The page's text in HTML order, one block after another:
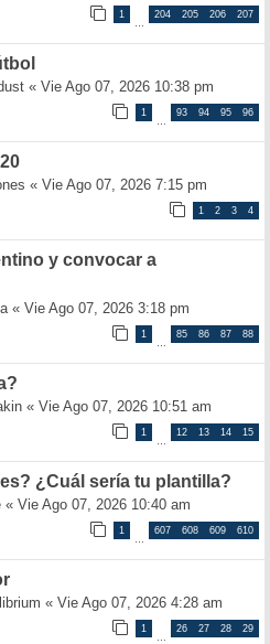
1
…
204 205 206 207
« Vie Ago 07, 2026 10:38 pm
1
…
93 94 95 96
« Vie Ago 07, 2026 7:15 pm
1 2 3 4
y convocar a
« Vie Ago 07, 2026 3:18 pm
1
…
85 86 87 88
« Vie Ago 07, 2026 10:51 am
1
…
12 13 14 15
¿Cuál sería tu plantilla?
« Vie Ago 07, 2026 10:40 am
1
…
607 608 609 610
« Vie Ago 07, 2026 4:28 am
1
…
26 27 28 29